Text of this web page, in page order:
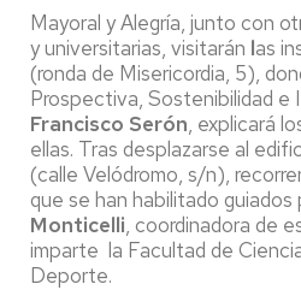
Mayoral y Alegría, junto con
y universitarias, visitarán las
(ronda de Misericordia, 5),
Prospectiva, Sostenibilidad e
Francisco Serón, explicará
ellas. Tras desplazarse al
(calle Velódromo, s/n),
que se han habilitado guiados
Monticelli, coordinadora de
imparte la Facultad de
Deporte.